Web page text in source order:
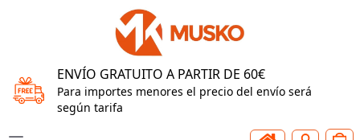
ENVÍO GRATUITO A PARTIR DE 60€
Para importes menores el precio del envío será
según tarifa